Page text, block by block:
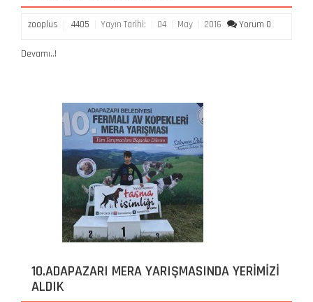
zooplus 4405 Yayın Tarihi: 04 May 2016 Yorum 0
Devamı..!
10.ADAPAZARI MERA YARIŞMASINDA YERIMIZI
ALDIK